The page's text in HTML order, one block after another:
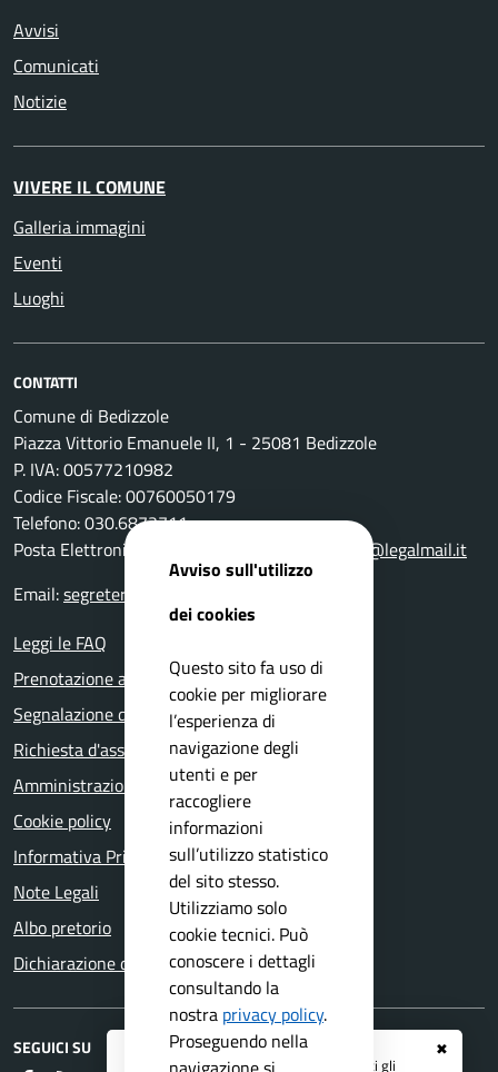
✖
Registrati ai serviziAPP IO e ricevi tutti gli
Avvisi
Comunicati
Notizie
VIVERE IL COMUNE
Galleria immagini
Eventi
Luoghi
CONTATTI
Comune di Bedizzole
Piazza Vittorio Emanuele II, 1 - 25081 Bedizzole
P. IVA: 00577210982
Codice Fiscale: 00760050179
Telefono: 030.6872711
Posta Elettronica Certificata:
comune.bedizzole@legalmail.it
Email:segreteria@comune.bedizzole.bs.it
Leggi le FAQ
Prenotazione appuntamento
Segnalazione disservizio
Richiesta d'assistenza
Amministrazione trasparente
Cookie policy
Informativa Privacy
Note Legali
Albo pretorio
Dichiarazione di accessibilità
SEGUICI SU
Avviso sull'utilizzo
dei cookies
Questo sito fa uso di
cookie per migliorare
l’esperienza di
navigazione degli
utenti e per
raccogliere
informazioni
sull’utilizzo statistico
del sito stesso.
Utilizziamo solo
cookie tecnici. Può
conoscere i dettagli
consultando la
nostra privacy policy.
Proseguendo nella